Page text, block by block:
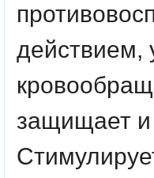
действием,
защищает и